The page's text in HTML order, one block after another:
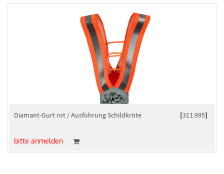
[311.995]
Diamant-Gurt rot / Ausführung Schildkröte
bitte anmelden